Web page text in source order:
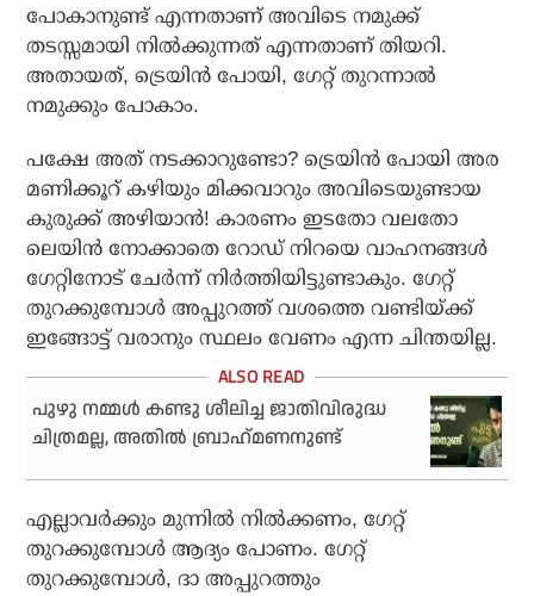
പോകാനുണ്ട് എന്നതാണ് അവിടെ നമുക്ക്
തടസ്സമായി നില്‍ക്കുന്നത് എന്നതാണ് തിയറി.
അതായത്, ട്രെയിന്‍ പോയി, ഗേറ്റ് തുറന്നാല്‍
നമുക്കും പോകാം.
പക്ഷേ അത് നടക്കാറുണ്ടോ? ട്രെയിന്‍ പോയി അര
മണിക്കൂറ് കഴിയും മിക്കവാറും അവിടെയുണ്ടായ
കുരുക്ക് അഴിയാന്‍! കാരണം ഇടതോ വലതോ
ലെയിന്‍ നോക്കാതെ റോഡ് നിറയെ വാഹനങ്ങള്‍
ഗേറ്റിനോട് ചേര്‍ന്ന് നിര്‍ത്തിയിട്ടുണ്ടാകും. ഗേറ്റ്
തുറക്കുമ്പോള്‍ അപ്പുറത്ത് വശത്തെ വണ്ടിയ്ക്ക്
ഇങ്ങോട്ട് വരാനും സ്ഥലം വേണം എന്ന ചിന്തയില്ല.
പുഴു നമ്മള്‍ കണ്ടു ശീലിച്ച ജാതിവിരുദ്ധ
ചിത്രമല്ല, അതില്‍ ബ്രാഹ്‌മണനുണ്ട്
എല്ലാവര്‍ക്കും മുന്നില്‍ നില്‍ക്കണം, ഗേറ്റ്
തുറക്കുമ്പോള്‍ ആദ്യം പോണം. ഗേറ്റ്
തുറക്കുമ്പോള്‍, ദാ അപ്പുറത്തും